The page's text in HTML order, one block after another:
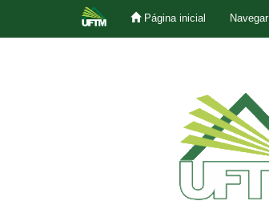
Página inicial Navegar